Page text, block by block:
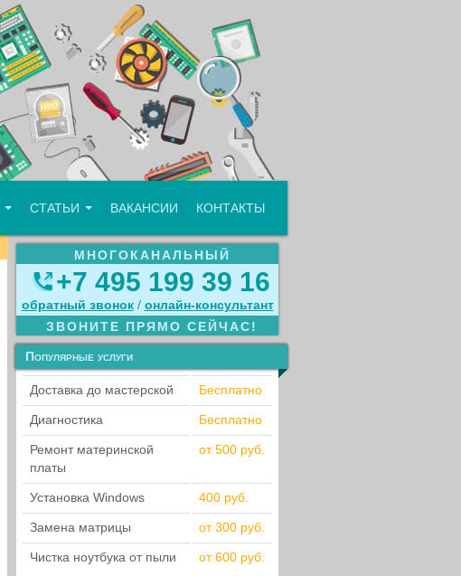
СТАТЬИ ВАКАНСИИ КОНТАКТЫ
МНОГОКАНАЛЬНЫЙ
+7 495 199 39 16
обратный звонок / онлайн‑консультант
ЗВОНИТЕ ПРЯМО СЕЙЧАС!
Популярные услуги
Доставка до мастерской Бесплатно
Диагностика Бесплатно
Ремонт материнской
платы
от 500 руб.
Установка Windows 400 руб.
Замена матрицы от 300 руб.
Чистка ноутбука от пыли
от 600 руб.